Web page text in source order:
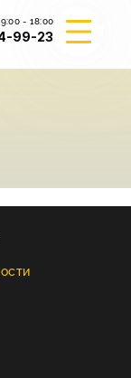
9:00 - 18:00
99-23